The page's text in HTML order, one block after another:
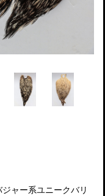
ャー系ユニークバリ